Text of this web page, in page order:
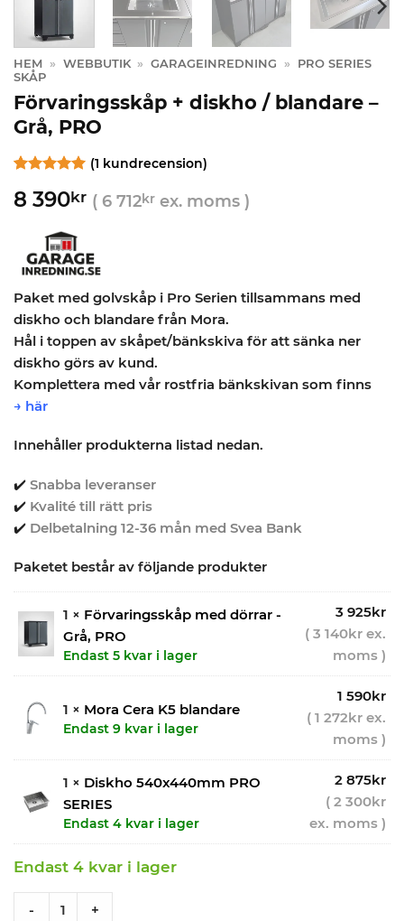
HEM » WEBBUTIK » GARAGEINREDNING »
PRO SERIES
SKÅP
Förvaringsskåp + diskho / blandare –
Grå, PRO
av 5
(1 kundrecension)
8 390kr ( 6 712kr ex. moms )
Paket med golvskåp i Pro Serien tillsammans med
diskho och blandare från Mora.
Hål i toppen av skåpet/bänkskiva för att sänka ner
diskho görs av kund.
Komplettera med vår rostfria bänkskivan som finns
→ här
Innehåller produkterna listad nedan.
✔️ Snabba leveranser
✔️ Kvalité till rätt pris
✔️ Delbetalning 12-36 mån med Svea Bank
Paketet består av följande produkter
1 × Förvaringsskåp med dörrar -
Grå, PRO
Endast 5 kvar i lager
3 925kr
( 3 140kr ex.
moms )
1 × Mora Cera K5 blandare
Endast 9 kvar i lager
1 590kr
( 1 272kr ex.
moms )
1 × Diskho 540x440mm PRO
SERIES
Endast 4 kvar i lager
2 875kr
( 2 300kr
ex. moms )
Endast 4 kvar i lager
- +